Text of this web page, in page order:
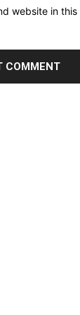
website in